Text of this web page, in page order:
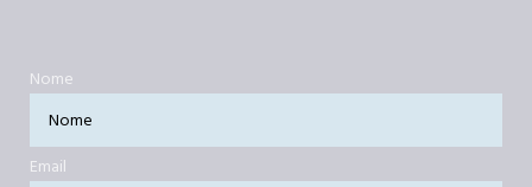
Nome
Email